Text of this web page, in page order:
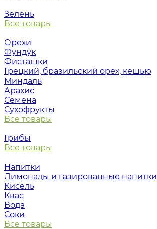
Зелень
Все товары
Орехи
Фундук
Фисташки
Грецкий, бразильский орех, кешью
Миндаль
Арахис
Семена
Сухофрукты
Все товары
Грибы
Все товары
Напитки
Лимонады и газированные напитки
Кисель
Квас
Вода
Соки
Все товары